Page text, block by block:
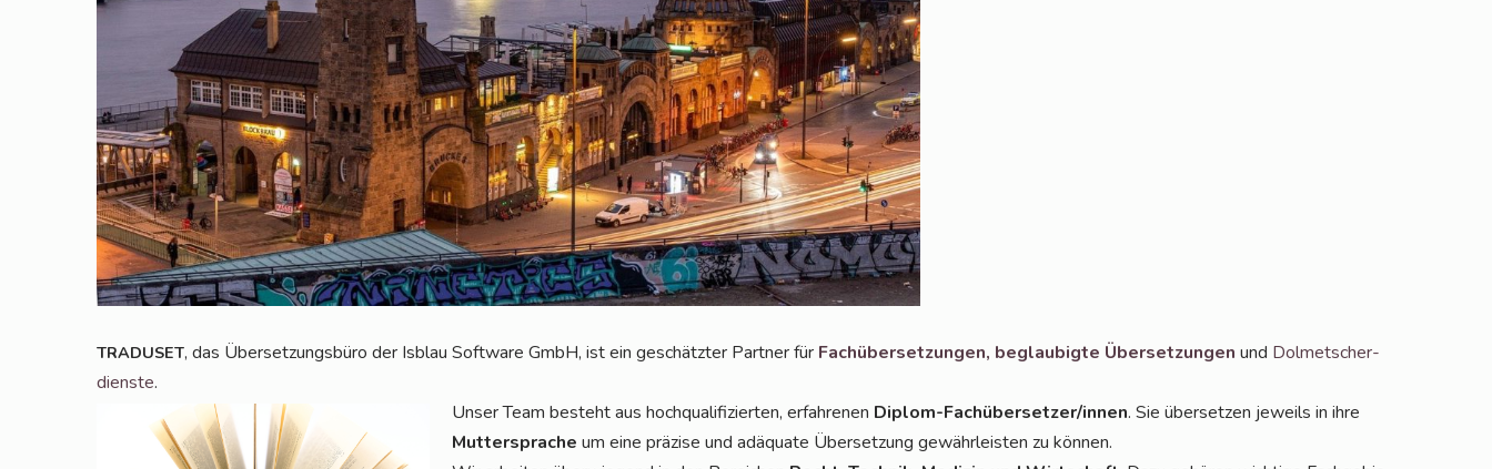
TRADUSET, das Über­set­zungs­bü­ro der Isblau Soft­ware GmbH, ist ein geschätz­ter Part­ner für Fach­über­set­zun­gen, beglau­big­te Über­set­zun­gen und Dol­met­scher­
diens­te.
Unser Team besteht aus hoch­qua­li­fi­zier­ten, erfah­re­nen Diplom-Fach­über­set­zer/in­nen. Sie über­set­zen jeweils in ihre
Mut­ter­spra­che um eine prä­zi­se und adäqua­te Über­set­zung gewähr­leis­ten zu können.